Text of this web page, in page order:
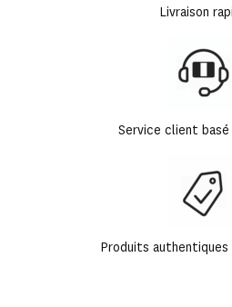
Livraison
Service client basé
Produits